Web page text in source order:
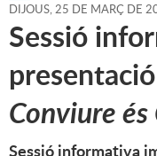
DIJOUS,25 DE MARÇ DE
Sessió
Conviure
Sessió informativa